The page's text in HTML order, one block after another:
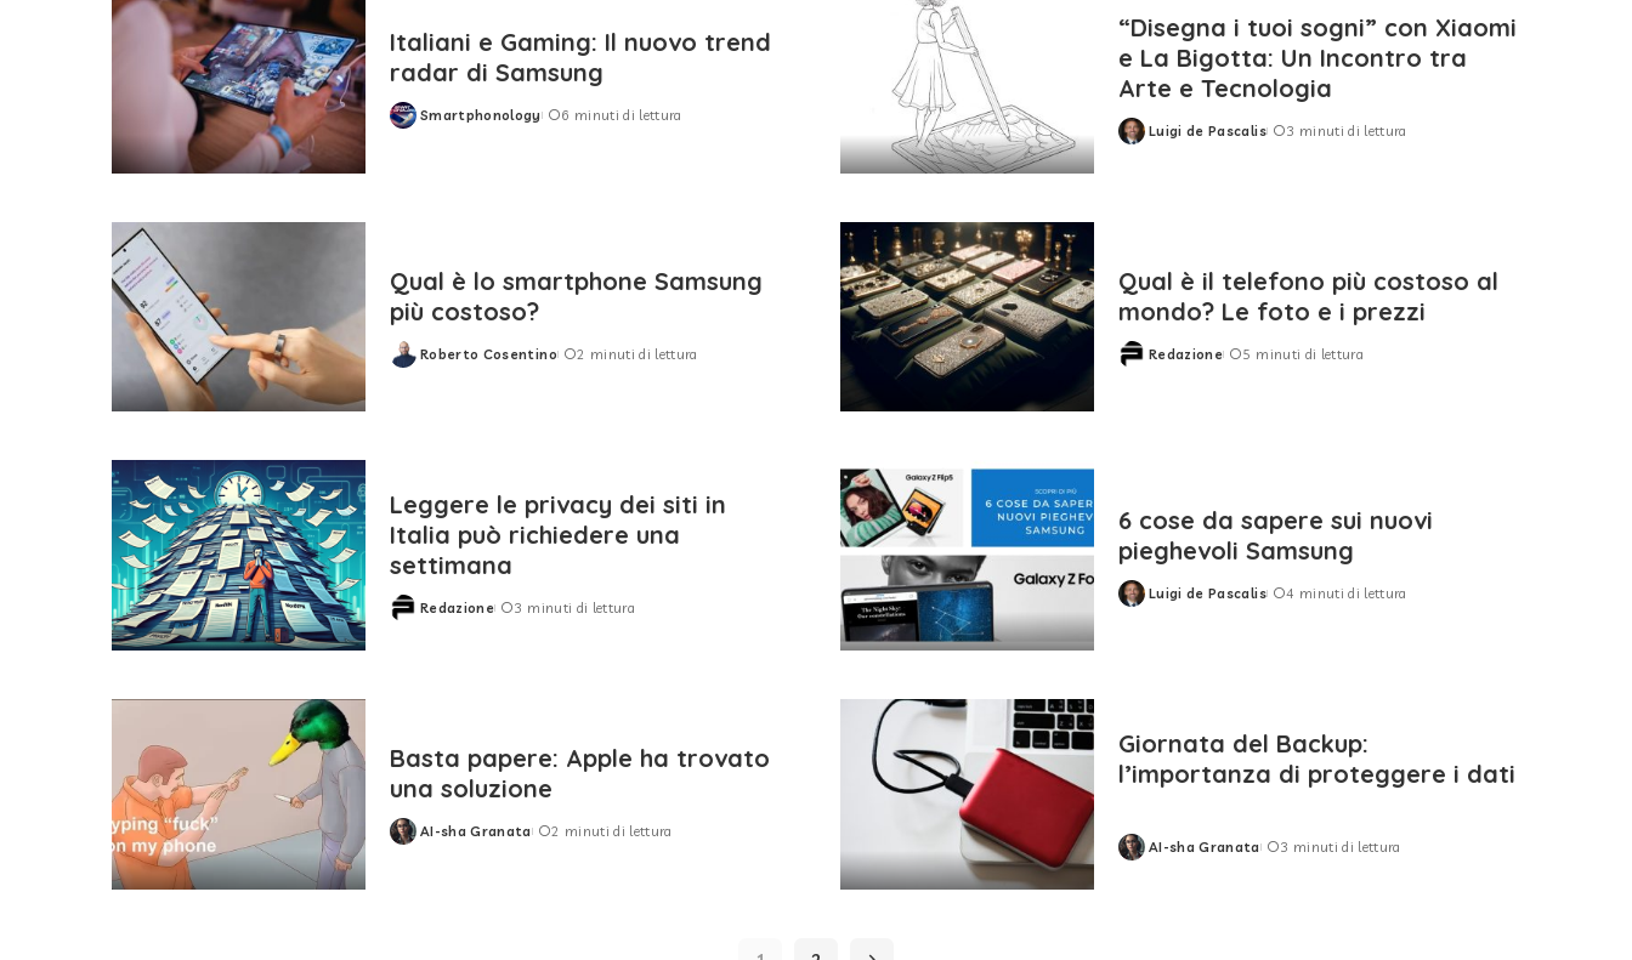
Italiani e Gaming: Il nuovo trend
radar di Samsung
Posted
Smartphonology 6 minuti di lettura
“Disegna i tuoi sogni” con Xiaomi
e La Bigotta: Un Incontro tra
Arte e Tecnologia
Posted
Luigi de Pascalis 3 minuti di lettura
Qual è lo smartphone Samsung
più costoso?
Posted
Roberto Cosentino 2 minuti di lettura
Qual è il telefono più costoso al
mondo? Le foto e i prezzi
Posted
Redazione 5 minuti di lettura
Leggere le privacy dei siti in
Italia può richiedere una
settimana
Posted
Redazione 3 minuti di lettura
6 cose da sapere sui nuovi
pieghevoli Samsung
Posted
Luigi de Pascalis 4 minuti di lettura
Basta papere: Apple ha trovato
una soluzione
Posted
AI-sha Granata 2 minuti di lettura
Giornata del Backup:
l’importanza di proteggere i dati
Posted
AI-sha Granata 3 minuti di lettura